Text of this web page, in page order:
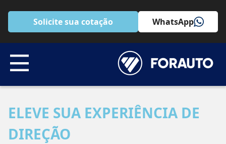
Solicite sua cotação WhatsApp
ELEVE SUA EXPERIÊNCIA DE
DIREÇÃO